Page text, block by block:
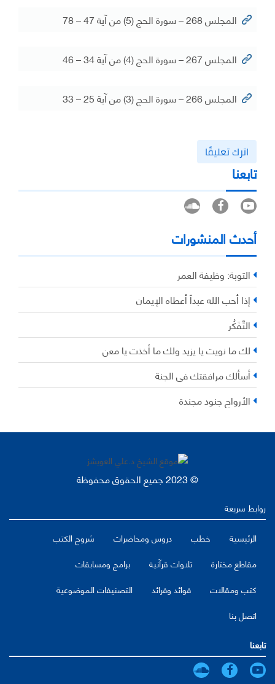
المجلس 268 – سورة الحج (5) من آية 47 – 78
المجلس 267 – سورة الحج (4) من آية 34 – 46
المجلس 266 – سورة الحج (3) من آية 25 – 33
اترك تعليقًا
تابعنا
أحدث المنشورات
التوبة: وظيفة العمر
إذا أحب الله عبداً أعطاه الإيمان
التَّفَكُر
لك ما نويت يا يزيد ولك ما أخذت يا معن
أسألك مرافقتك في الجنة
الأرواح جنود مجندة
© 2023 جميع الحقوق محفوظة
روابط سريعة
الرئيسية
خطب دروس ومحاضرات
شروح الكتب
مقاطع مختارة
تلاوات قرآنية
برامج ومسابقات
كتب ومقالات
فوائد وفرائد
التصنيفات الموضوعية
اتصل بنا
تابعنا